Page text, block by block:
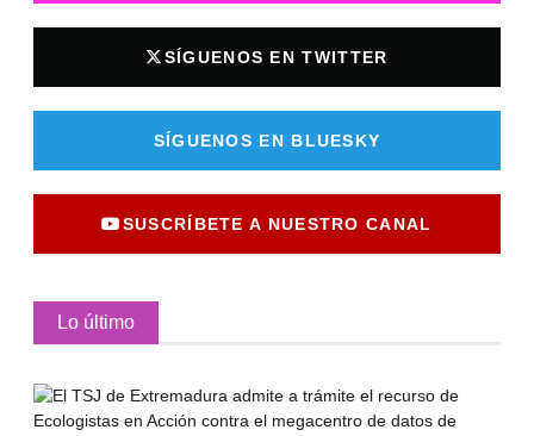
SÍGUENOS EN TWITTER
SÍGUENOS EN BLUESKY
SUSCRÍBETE A NUESTRO CANAL
Lo último